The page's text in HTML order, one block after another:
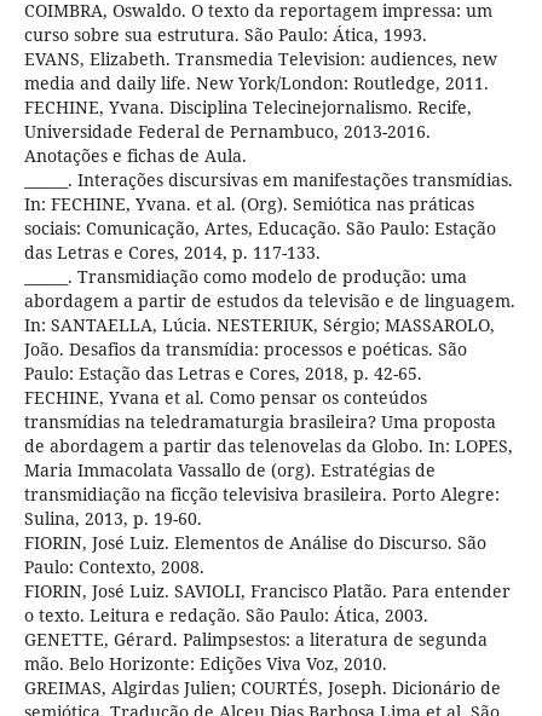
COIMBRA, Oswaldo. O texto da reportagem impressa: um
curso sobre sua estrutura. São Paulo: Ática, 1993.
EVANS, Elizabeth. Transmedia Television: audiences, new
media and daily life. New York/London: Routledge, 2011.
FECHINE, Yvana. Disciplina Telecinejornalismo. Recife,
Universidade Federal de Pernambuco, 2013-2016.
Anotações e fichas de Aula.
______. Interações discursivas em manifestações transmídias.
In: FECHINE, Yvana. et al. (Org). Semiótica nas práticas
sociais: Comunicação, Artes, Educação. São Paulo: Estação
das Letras e Cores, 2014, p. 117-133.
______. Transmidiação como modelo de produção: uma
abordagem a partir de estudos da televisão e de linguagem.
In: SANTAELLA, Lúcia. NESTERIUK, Sérgio; MASSAROLO,
João. Desafios da transmídia: processos e poéticas. São
Paulo: Estação das Letras e Cores, 2018, p. 42-65.
FECHINE, Yvana et al. Como pensar os conteúdos
transmídias na teledramaturgia brasileira? Uma proposta
de abordagem a partir das telenovelas da Globo. In: LOPES,
Maria Immacolata Vassallo de (org). Estratégias de
transmidiação na ficção televisiva brasileira. Porto Alegre:
Sulina, 2013, p. 19-60.
FIORIN, José Luiz. Elementos de Análise do Discurso. São
Paulo: Contexto, 2008.
FIORIN, José Luiz. SAVIOLI, Francisco Platão. Para entender
o texto. Leitura e redação. São Paulo: Ática, 2003.
GENETTE, Gérard. Palimpsestos: a literatura de segunda
mão. Belo Horizonte: Edições Viva Voz, 2010.
GREIMAS, Algirdas Julien; COURTÉS, Joseph. Dicionário de